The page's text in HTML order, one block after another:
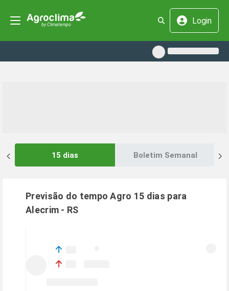
Login
15 dias Boletim Semanal
Previsão do tempo Agro 15 dias para
Alecrim - RS